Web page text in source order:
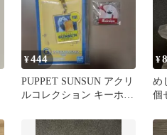
¥444
PUPPET SUNSUN アクリ
ルコレクション キーホル
¥
め
個